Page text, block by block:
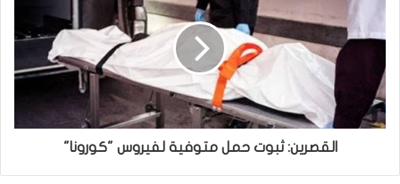
القصرين: ثبوت حمل متوفية لفيروس "كورونا"